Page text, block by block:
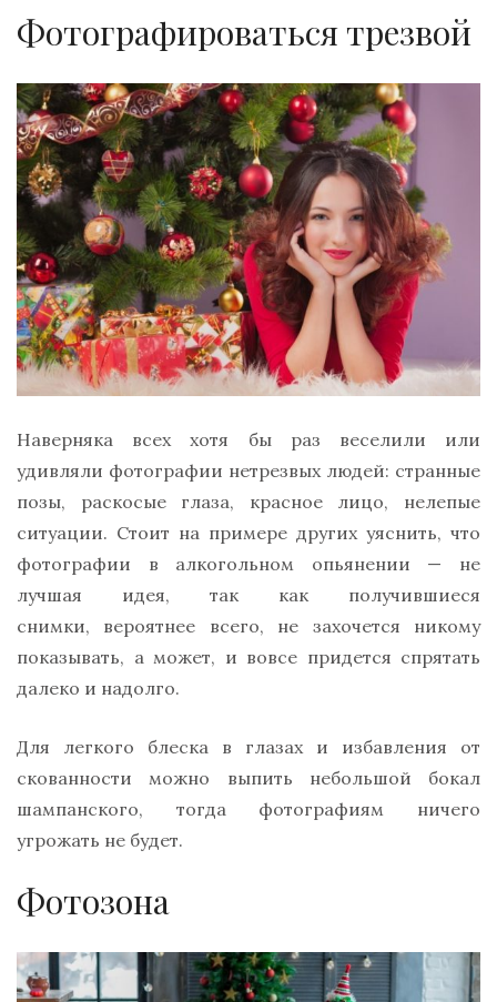
Фотографироваться трезвой
Наверняка всех хотя бы раз веселили или
удивляли фотографии нетрезвых людей: странные
позы, раскосые глаза, красное лицо, нелепые
ситуации. Стоит на примере других уяснить, что
фотографии в алкогольном опьянении — не
лучшая идея, так как получившиеся
снимки, вероятнее всего, не захочется никому
показывать, а может, и вовсе придется спрятать
далеко и надолго.
Для легкого блеска в глазах и избавления от
скованности можно выпить небольшой бокал
шампанского, тогда фотографиям ничего
угрожать не будет.
Фотозона